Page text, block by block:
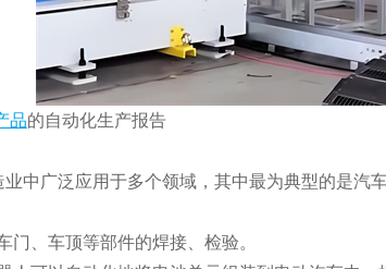
品的自动化生产报告
中广泛应用于多个领域，其中最为典型的是汽
门、车顶等部件的焊接、检验。